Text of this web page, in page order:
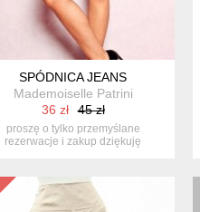
SPÓDNICA JEANS
Mademoiselle Patrini
36 zł
45 zł
proszę o tylko przemyślane
rezerwacje i zakup dziękuję